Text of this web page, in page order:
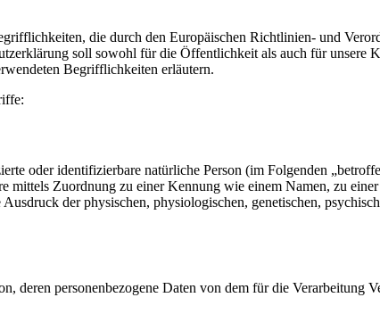
die durch den Europäischen Richtlinien- und
soll sowohl für die Öffentlichkeit als auch für unsere
Begrifflichkeiten erläutern.
oder identifizierbare natürliche Person (im Folgenden
mittels Zuordnung zu einer Kennung wie einem Namen, zu
der physischen, physiologischen, genetischen,
deren personenbezogene Daten von dem für die Verarbeitung